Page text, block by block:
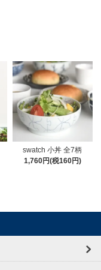
swatch 小丼 全7柄
1,760円(税160円)